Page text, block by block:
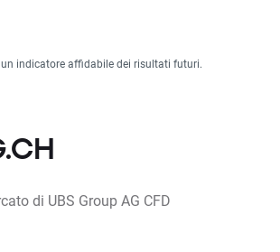
indicatore affidabile dei risultati futuri.
di UBS Group AG CFD